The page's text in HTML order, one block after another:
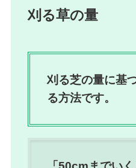
刈る草の量
刈る芝の量に基
る方法です。